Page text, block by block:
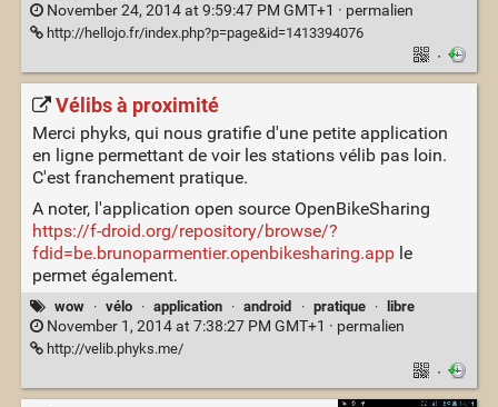
November 24, 2014 at 9:59:47 PM GMT+1 · permalien
http://hellojo.fr/index.php?p=page&id=1413394076
·
Vélibs à proximité
Merci phyks, qui nous gratifie d'une petite application
en ligne permettant de voir les stations vélib pas loin.
C'est franchement pratique.
A noter, l'application open source OpenBikeSharing
https://f-droid.org/repository/browse/?
fdid=be.brunoparmentier.openbikesharing.apple
permet également.
wow · vélo · application · android · pratique · libre
November 1, 2014 at 7:38:27 PM GMT+1 · permalien
http://velib.phyks.me/
·